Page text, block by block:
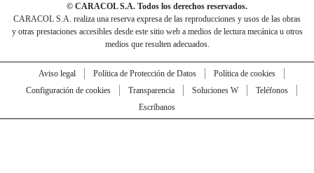
© CARACOL S.A. Todos los derechos reservados.
CARACOL S.A. realiza una reserva expresa de las reproducciones y usos de las obras
y otras prestaciones accesibles desde este sitio web a medios de lectura mecánica u otros
medios que resulten adecuados.
Aviso legal Política de Protección de Datos
Política de cookies
Configuración de cookies
Transparencia Soluciones W
Teléfonos
Escríbanos